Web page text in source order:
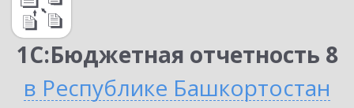
1С:Бюджетная отчетность 8
в Республике Башкортостан